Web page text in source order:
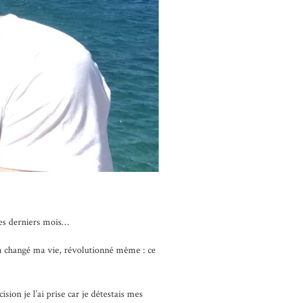
derniers mois…
ma vie, révolutionné même : ce
je l’ai prise car je détestais mes